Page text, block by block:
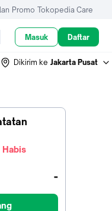
Promo Tokopedia Care
Masuk Daftar
Dikirim ke Jakarta Pusat
Habis
-